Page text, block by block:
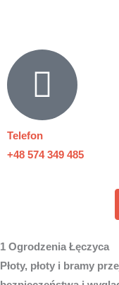
Telefon
+48 574 349 485
1 Ogrodzenia Łęczyca
Płoty, płoty i bramy